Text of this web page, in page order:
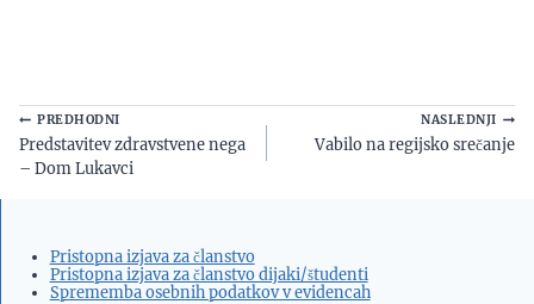
Navigacija
prispevka
PREDHODNI
Predstavitev zdravstvene nega
– Dom Lukavci
NASLEDNJI
Vabilo na regijsko srečanje
Pristopna izjava za članstvo
Pristopna izjava za članstvo dijaki/študenti
Sprememba osebnih podatkov v evidencah